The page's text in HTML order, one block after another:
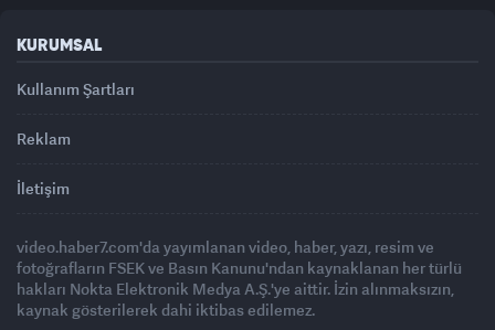
KURUMSAL
Kullanım Şartları
Reklam
İletişim
video.haber7.com'da yayımlanan video, haber, yazı, resim ve
fotoğrafların FSEK ve Basın Kanunu'ndan kaynaklanan her türlü
hakları Nokta Elektronik Medya A.Ş.'ye aittir. İzin alınmaksızın,
kaynak gösterilerek dahi iktibas edilemez.